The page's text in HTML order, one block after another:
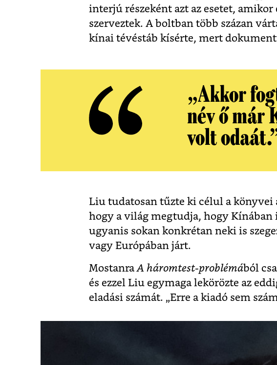
interjú részeként azt az esetet,
szerveztek. A boltban több százan
kínai tévéstáb kísérte, mert
„Akkor
név ő már
volt
Liu tudatosan tűzte ki célul a könyvei
hogy a világ megtudja, hogy
ugyanis sokan konkrétan neki is
vagy Európában járt.
MostanraA háromtest-problémából
és ezzel Liu egymaga lekörözte az
eladási számát. „Erre a kiadó sem